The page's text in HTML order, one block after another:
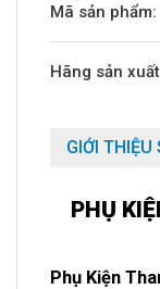
Mã sản phẩm:
Hãng sản
GIỚI THIỆU
PHỤ
Phụ Kiện